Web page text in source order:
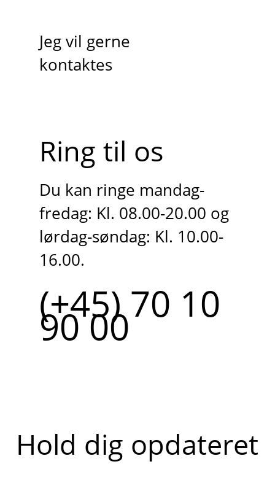
Jeg vil gerne
kontaktes
Ring til os
Du kan ringe mandag-
fredag: Kl. 08.00-20.00 og
lørdag-søndag: Kl. 10.00-
16.00.
(+45) 70 10
90 00
Hold dig opdateret